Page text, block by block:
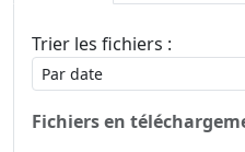
Trier les fichiers :
Fichiers en